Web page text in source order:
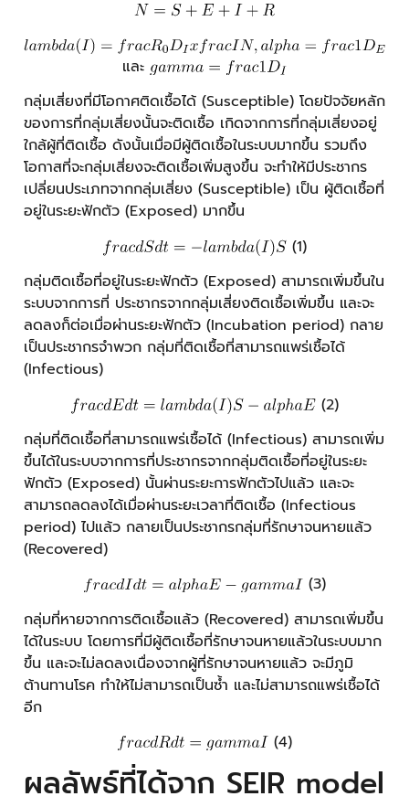
และ
กลุ่มเสี่ยงที่มีโอกาศติดเชื้อได้ (Susceptible) โดยปัจจัยหลัก
ของการที่กลุ่มเสี่ยงนั้นจะติดเชื้อ เกิดจากการที่กลุ่มเสี่ยงอยู่
ใกล้ผู้ที่ติดเชื้อ ดังนั้นเมื่อมีผู้ติดเชื้อในระบบมากขึ้น รวมถึง
โอกาสที่จะกลุ่มเสี่ยงจะติดเชื้อเพิ่มสูงขึ้น จะทำให้มีประชากร
เปลี่ยนประเภทจากกลุ่มเสี่ยง (Susceptible) เป็น ผู้ติดเชื้อที่
อยู่ในระยะฟักตัว (Exposed) มากขึ้น
(1)
กลุ่มติดเชื้อที่อยู่ในระยะฟักตัว (Exposed) สามารถเพิ่มขึ้นใน
ระบบจากการที่ ประชากรจากกลุ่มเสี่ยงติดเชื้อเพิ่มขึ้น และจะ
ลดลงก็ต่อเมื่อผ่านระยะฟักตัว (Incubation period) กลาย
เป็นประชากรจำพวก กลุ่มที่ติดเชื้อที่สามารถแพร่เชื้อได้
(Infectious)
(2)
กลุ่มที่ติดเชื้อที่สามารถแพร่เชื้อได้ (Infectious) สามารถเพิ่ม
ขึ้นได้ในระบบจากการที่ประชากรจากกลุ่มติดเชื้อที่อยู่ในระยะ
ฟักตัว (Exposed) นั้นผ่านระยะการฟักตัวไปแล้ว และจะ
สามารถลดลงได้เมื่อผ่านระยะเวลาที่ติดเชื้อ (Infectious
period) ไปแล้ว กลายเป็นประชากรกลุ่มที่รักษาจนหายแล้ว
(Recovered)
(3)
กลุ่มที่หายจากการติดเชื้อแล้ว (Recovered) สามารถเพิ่มขึ้น
ได้ในระบบ โดยการที่มีผู้ติดเชื้อที่รักษาจนหายแล้วในระบบมาก
ขึ้น และจะไม่ลดลงเนื่องจากผู้ที่รักษาจนหายแล้ว จะมีภูมิ
ต้านทานโรค ทำให้ไม่สามารถเป็นซ้ำ และไม่สามารถแพร่เชื้อได้
อีก
(4)
ผลลัพธ์ที่ได้จาก SEIR model